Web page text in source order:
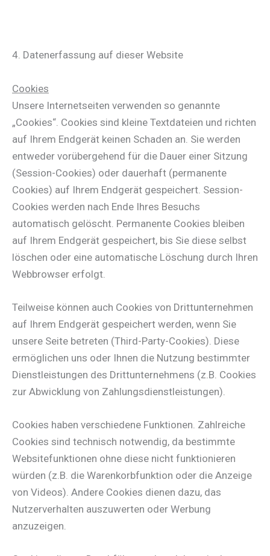
4. Datenerfassung auf dieser Website
Cookies
Unsere Internetseiten verwenden so genannte
„Cookies“. Cookies sind kleine Textdateien und richten
auf Ihrem Endgerät keinen Schaden an. Sie werden
entweder vorübergehend für die Dauer einer Sitzung
(Session-Cookies) oder dauerhaft (permanente
Cookies) auf Ihrem Endgerät gespeichert. Session-
Cookies werden nach Ende Ihres Besuchs
automatisch gelöscht. Permanente Cookies bleiben
auf Ihrem Endgerät gespeichert, bis Sie diese selbst
löschen oder eine automatische Löschung durch Ihren
Webbrowser erfolgt.
Teilweise können auch Cookies von Drittunternehmen
auf Ihrem Endgerät gespeichert werden, wenn Sie
unsere Seite betreten (Third-Party-Cookies). Diese
ermöglichen uns oder Ihnen die Nutzung bestimmter
Dienstleistungen des Drittunternehmens (z.B. Cookies
zur Abwicklung von Zahlungsdienstleistungen).
Cookies haben verschiedene Funktionen. Zahlreiche
Cookies sind technisch notwendig, da bestimmte
Websitefunktionen ohne diese nicht funktionieren
würden (z.B. die Warenkorbfunktion oder die Anzeige
von Videos). Andere Cookies dienen dazu, das
Nutzerverhalten auszuwerten oder Werbung
anzuzeigen.